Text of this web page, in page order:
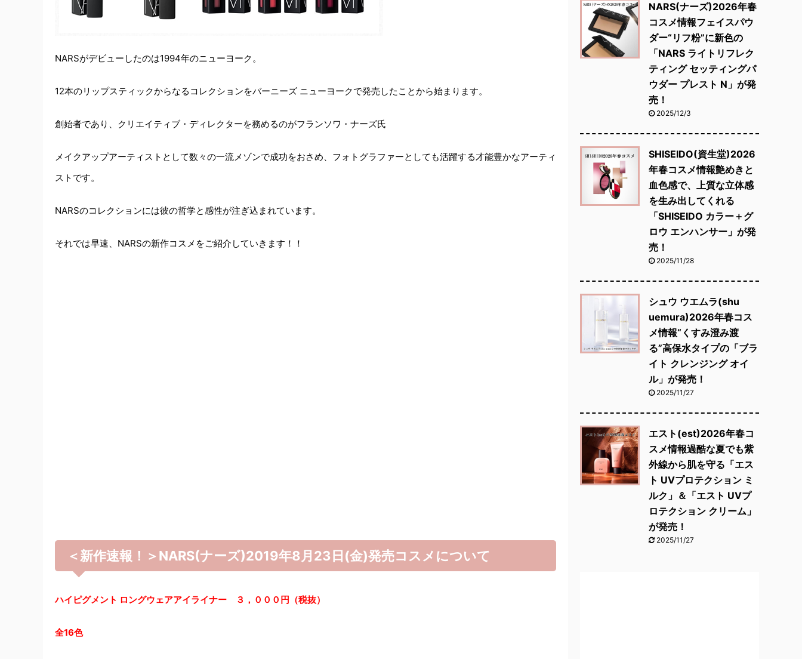
NARSがデビューしたのは1994年のニューヨーク。
12本のリップスティックからなるコレクションをバーニーズ ニューヨークで発売したことから始まります。
創始者であり、クリエイティブ・ディレクターを務めるのがフランソワ・ナーズ氏
メイクアップアーティストとして数々の一流メゾンで成功をおさめ、フォトグラファーとしても活躍する才能豊かなアーティ
ストです。
NARSのコレクションには彼の哲学と感性が注ぎ込まれています。
それでは早速、NARSの新作コスメをご紹介していきます！！
＜新作速報！＞NARS(ナーズ)2019年8月23日(金)発売コスメについて
ハイピグメント ロングウェアアイライナー ３，０００円（税抜）
全16色
NARS(ナーズ)2026年春
コスメ情報フェイスパウ
ダー“リフ粉”に新色の
「NARS ライトリフレク
ティング セッティングパ
ウダー プレスト N」が発
売！
2025/12/3
SHISEIDO(資生堂)2026
年春コスメ情報艶めきと
血色感で、上質な立体感
を生み出してくれる
「SHISEIDO カラー＋グ
ロウ エンハンサー」が発
売！
2025/11/28
シュウ ウエムラ(shu
uemura)2026年春コス
メ情報“くすみ澄み渡
る”高保水タイプの「ブラ
イト クレンジング オイ
ル」が発売！
2025/11/27
エスト(est)2026年春コ
スメ情報過酷な夏でも紫
外線から肌を守る「エス
ト UVプロテクション ミ
ルク」＆「エスト UVプ
ロテクション クリーム」
が発売！
2025/11/27